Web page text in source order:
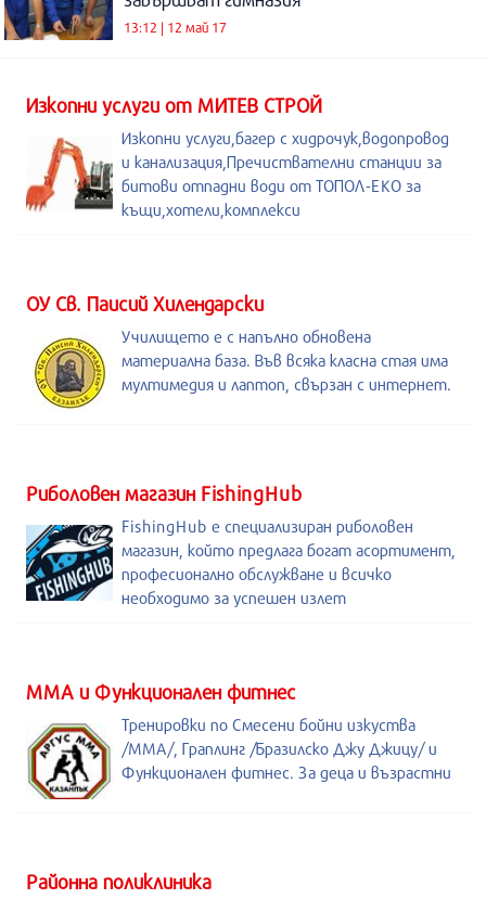
13:12 | 12 май 17
Изкопни услуги от МИТЕВ СТРОЙ
Изкопни услуги,багер с хидрочук,водопровод
и канализация,Пречиствателни станции за
битови отпадни води от ТОПОЛ-ЕКО за
къщи,хотели,комплекси
ОУ Св. Паисий Хилендарски
Училището е с напълно обновена
материална база. Във всяка класна стая има
мултимедия и лаптоп, свързан с интернет.
Риболовен магазин FishingHub
FishingHub е специализиран риболовен
магазин, който предлага богат асортимент,
професионално обслужване и всичко
необходимо за успешен излет
ММА и Функционален фитнес
Тренировки по Смесени бойни изкуства
/MMA/, Граплинг /Бразилско Джу Джицу/ и
Функционален фитнес. За деца и възрастни
Районна поликлиника